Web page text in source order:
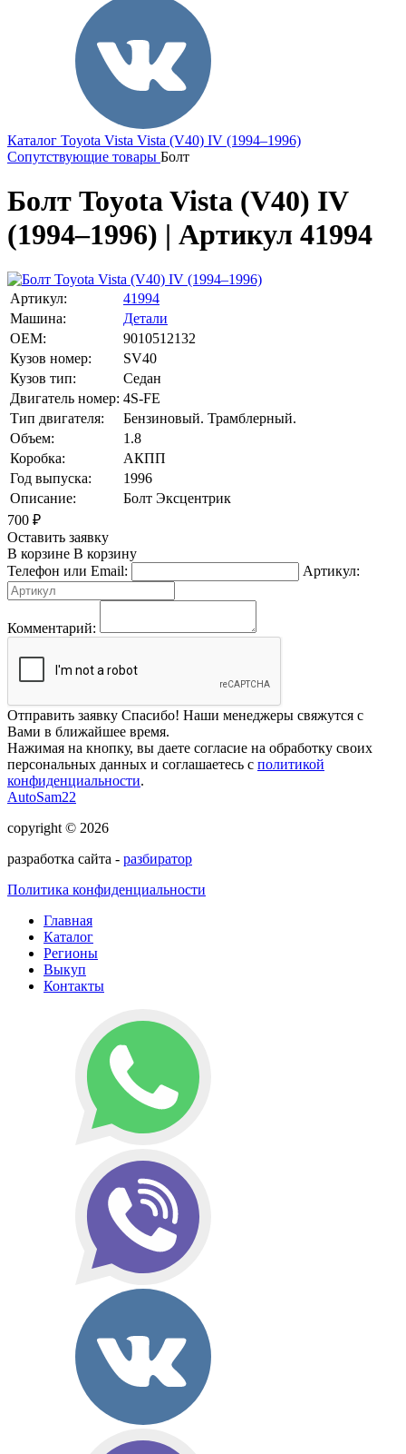
Каталог Toyota Vista Vista (V40) IV (1994–1996)
Сопутствующие товары Болт
Болт Toyota Vista (V40) IV
(1994–1996) | Артикул 41994
Артикул:
41994
Машина:
Детали
OEM:
9010512132
Кузов номер:
SV40
Кузов тип:
Седан
Двигатель номер: 4S-FE
Тип двигателя:
Бензиновый. Трамблерный.
Объем:
1.8
Коробка:
АКПП
Год выпуска:
1996
Описание:
Болт Эксцентрик
700 ₽
Оставить заявку
В корзине В корзину
Телефон или Email:
Артикул:
Комментарий:
Отправить заявку Спасибо! Наши менеджеры свяжутся с
Вами в ближайшее время.
Нажимая на кнопку, вы даете согласие на обработку своих
персональных данных и соглашаетесь с политикой
конфиденциальности.
AutoSam22
copyright © 2026
разработка сайта - разбиратор
Политика конфиденциальности
Главная
Каталог
Регионы
Выкуп
Контакты